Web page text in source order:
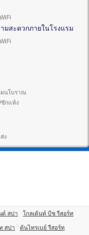
มสะดวกภายในโรงแรม
นโบราณ
ซักแห้ง
ง
ด์ สปา โกลเด้นท์ บีช รีสอร์ท
สปา ต้นไทรเบย์ รีสอร์ท